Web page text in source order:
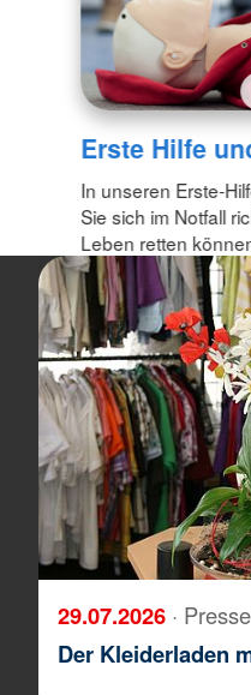
Erste Hilfe
In unseren Erste-
Sie sich im Notfall
Leben retten
29.07.2026 ·
Der Kleiderladen